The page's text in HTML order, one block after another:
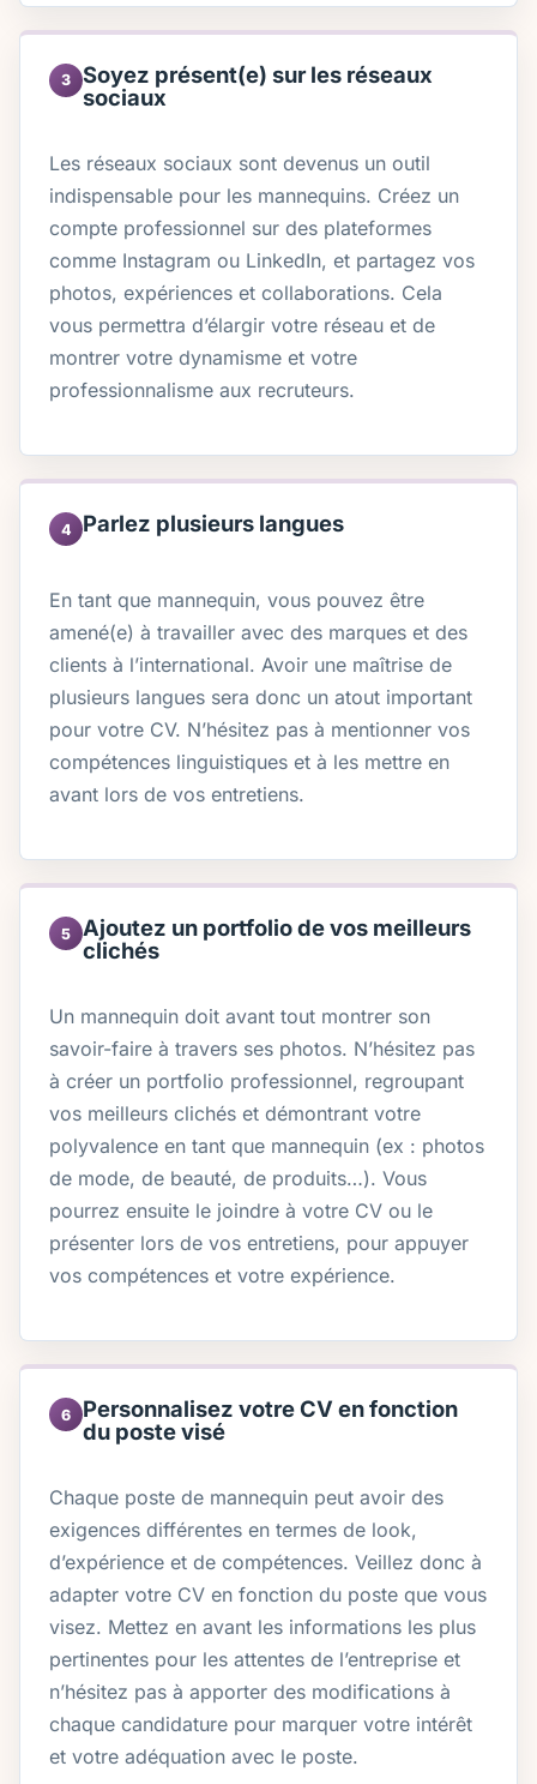
3
Soyez présent(e) sur les réseaux
sociaux
Les réseaux sociaux sont devenus un outil
indispensable pour les mannequins. Créez un
compte professionnel sur des plateformes
comme Instagram ou LinkedIn, et partagez vos
photos, expériences et collaborations. Cela
vous permettra d’élargir votre réseau et de
montrer votre dynamisme et votre
professionnalisme aux recruteurs.
4 Parlez plusieurs langues
En tant que mannequin, vous pouvez être
amené(e) à travailler avec des marques et des
clients à l’international. Avoir une maîtrise de
plusieurs langues sera donc un atout important
pour votre CV. N’hésitez pas à mentionner vos
compétences linguistiques et à les mettre en
avant lors de vos entretiens.
5
Ajoutez un portfolio de vos meilleurs
clichés
Un mannequin doit avant tout montrer son
savoir-faire à travers ses photos. N’hésitez pas
à créer un portfolio professionnel, regroupant
vos meilleurs clichés et démontrant votre
polyvalence en tant que mannequin (ex : photos
de mode, de beauté, de produits…). Vous
pourrez ensuite le joindre à votre CV ou le
présenter lors de vos entretiens, pour appuyer
vos compétences et votre expérience.
6
Personnalisez votre CV en fonction
du poste visé
Chaque poste de mannequin peut avoir des
exigences différentes en termes de look,
d’expérience et de compétences. Veillez donc à
adapter votre CV en fonction du poste que vous
visez. Mettez en avant les informations les plus
pertinentes pour les attentes de l’entreprise et
n’hésitez pas à apporter des modifications à
chaque candidature pour marquer votre intérêt
et votre adéquation avec le poste.